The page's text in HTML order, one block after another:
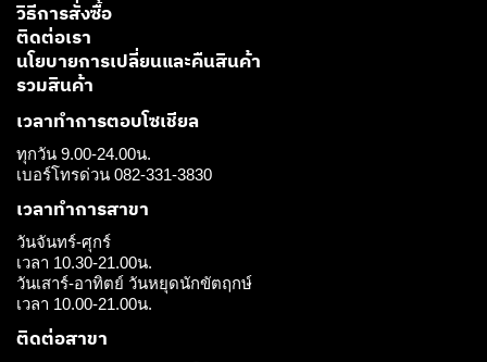
วิธีการสั่งซื้อ
ติดต่อเรา
นโยบายการเปลี่ยนและคืนสินค้า
รวมสินค้า
เวลาทำการตอบโซเชียล
ทุกวัน 9.00-24.00น.
เบอร์โทรด่วน 082-331-3830
เวลาทำการสาขา
วันจันทร์-ศุกร์
เวลา 10.30-21.00น.
วันเสาร์-อาทิตย์ วันหยุดนักขัตฤกษ์
เวลา 10.00-21.00น.
ติดต่อสาขา